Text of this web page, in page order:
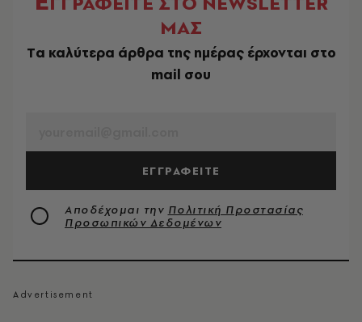
ΜΑΣ
Tα καλύτερα άρθρα της ημέρας έρχονται στο
mail σου
ΕΓΓΡΑΦΕΙΤΕ
Αποδέχομαι την Πολιτική Προστασίας
Προσωπικών Δεδομένων